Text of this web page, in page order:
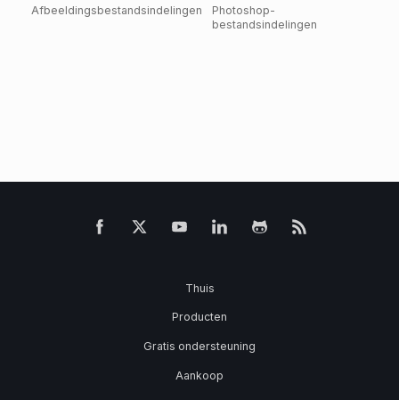
Afbeeldingsbestandsindelingen
Photoshop-
bestandsindelingen
Thuis
Producten
Gratis ondersteuning
Aankoop